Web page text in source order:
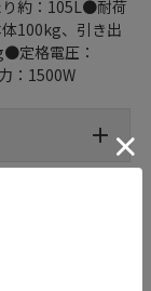
約：105L●耐荷
100kg、引き出
定格電圧：
：1500W